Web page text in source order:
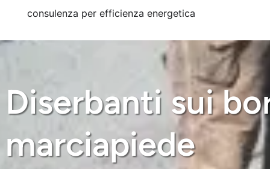
consulenza per efficienza energetica
Diserbanti sui
marciapiede